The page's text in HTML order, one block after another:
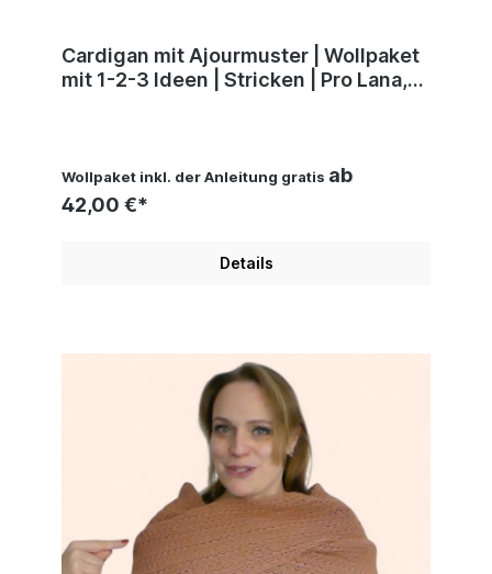
Cardigan mit Ajourmuster | Wollpaket
mit 1-2-3 Ideen | Stricken | Pro Lana,
Wollpaket inkl. der Anleitung gratis ab
42,00 €*
Details